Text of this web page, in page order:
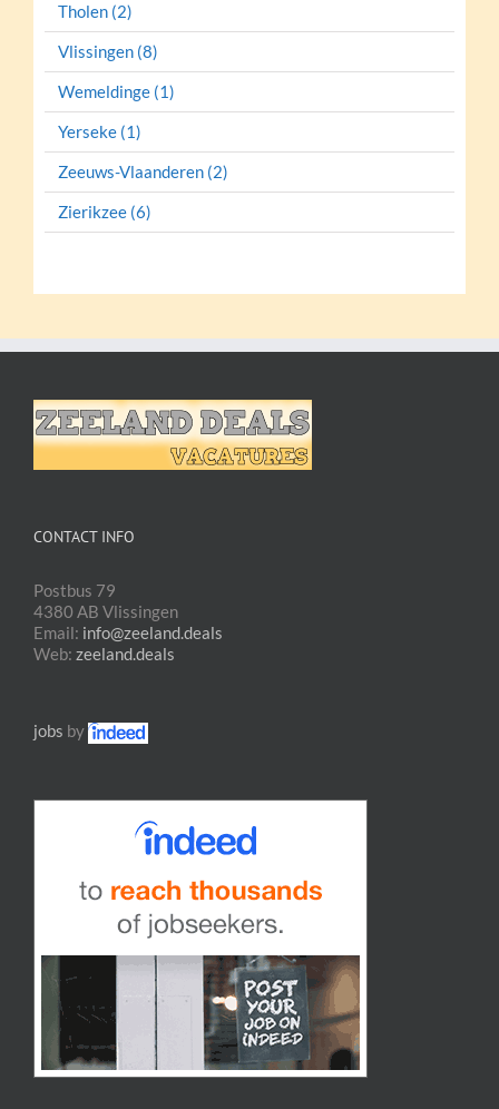
Tholen (2)
Vlissingen (8)
Wemeldinge (1)
Yerseke (1)
Zeeuws-Vlaanderen (2)
Zierikzee (6)
CONTACT INFO
Postbus 79
4380 AB Vlissingen
Email: info@zeeland.deals
Web: zeeland.deals
jobs by